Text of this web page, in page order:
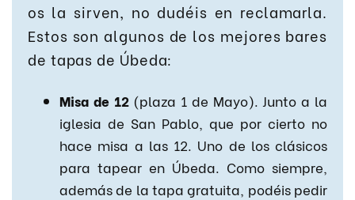
os la sirven, no dudéis en reclamarla.
Estos son algunos de los mejores bares
de tapas de Úbeda:
Misa de 12 (plaza 1 de Mayo). Junto a la
iglesia de San Pablo, que por cierto no
hace misa a las 12. Uno de los clásicos
para tapear en Úbeda. Como siempre,
además de la tapa gratuita, podéis pedir